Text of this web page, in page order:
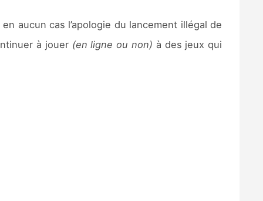
aucun cas l’apologie du lancement illégal de
à jouer (en ligne ou non) à des jeux qui